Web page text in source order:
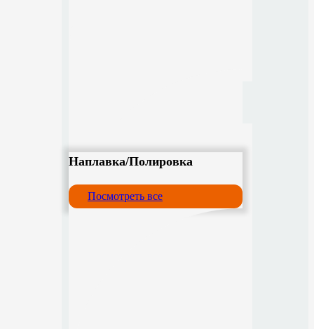
Наплавка/Полировка
Посмотреть все